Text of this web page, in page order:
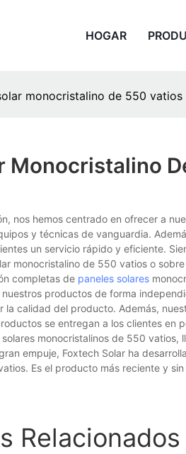
HOGAR
monocristalino de 550 vatios
Monocristalino
nos hemos centrado en ofrecer a
y técnicas de vanguardia.
un servicio rápido y eficiente.
monocristalino de 550 vatios o
completas de paneles solares
productos de forma
la calidad del producto. Además,
se entregan a los clientes
monocristalinos de 550 vatios,
empuje, Foxtech Solar ha
Es el producto más reciente y
Relacionados